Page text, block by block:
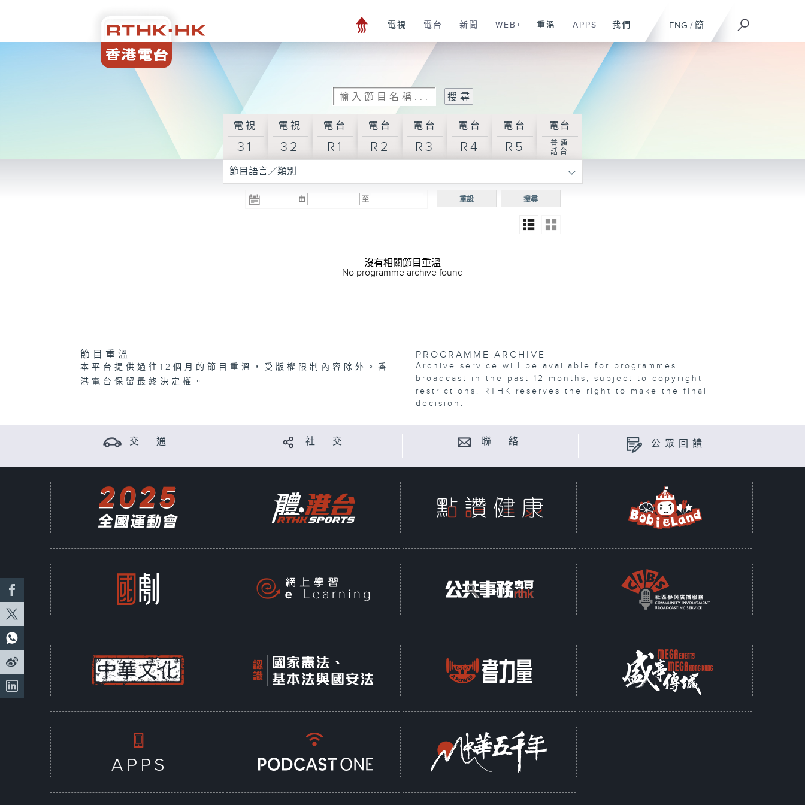
ENG / 簡
電視 電台 新聞 WEB+ 重溫 APPS 我們
電視
31
電視
32
電台
R1
電台
R2
電台
R3
電台
R4
電台
R5
電台
普通
話台
節目語言／類別
由 至 搜尋
重設
沒有相關節目重溫
No programme archive found
節目重溫
本平台提供過往12個月的節目重溫，受版權限制內容除外。香
港電台保留最終決定權。
PROGRAMME ARCHIVE
Archive service will be available for programmes
broadcast in the past 12 months, subject to copyright
restrictions. RTHK reserves the right to make the final
decision.
交 通 社 交 聯 絡 公眾回饋